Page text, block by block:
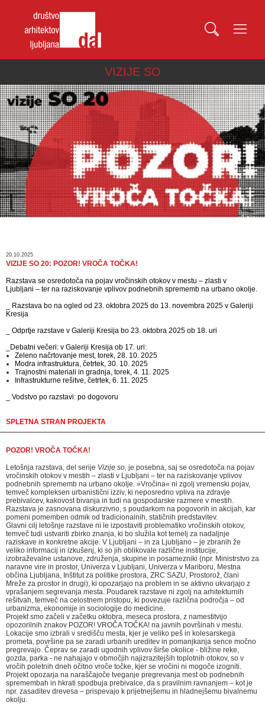
VIZIJE SO
20.10.2025
VIZIJE SO 20: POZOR! VROČA TOČKA!
Razstava se osredotoča na pojav vročinskih otokov v mestu – zlasti v
Ljubljani – ter na raziskovanje vplivov podnebnih sprememb na urbano okolje.
_ Razstava bo na ogled od 23. oktobra 2025 do 13. novembra 2025 v Galeriji
Kresija
_ Odprtje razstave v Galeriji Kresija bo 23. oktobra 2025 ob 18. uri
_Debatni večeri: v Galeriji Kresija ob 17. uri:
Zeleno načrtovanje mest, torek, 28. 10. 2025
Modra infrastruktura, četrtek, 30. 10. 2025
Trajnostni materiali in gradnja, torek, 4. 11. 2025
Infrastrukturne rešitve, četrtek, 6. 11. 2025
_ Vodstvo po razstavi: po dogovoru
SPLETNA STRAN PROJEKTA
POZOR! VROČA TOČKA!
Letošnja razstava, del serije Vizije so , je posebna, saj se osredotoča na pojav
vročinskih otokov v mestih – zlasti v Ljubljani – ter na raziskovanje vplivov
podnebnih sprememb na urbano okolje. »Vročina« ni zgolj vremenski pojav,
temveč kompleksen urbanistični izziv, ki neposredno vpliva na zdravje
prebivalcev, kakovost bivanja in tudi na gospodarske razmere v mestih.
Razstava je zasnovana diskurzivno, s poudarkom na pogovorih in akcijah, kar
pomeni pomemben odmik od tradicionalnih, statičnih predstavitev.
Glavni cilj letošnje razstave ni le izpostaviti problematiko vročinskih otokov,
temveč tudi ustvariti zbirko znanja, ki bo služila kot temelj za nadaljnje
raziskave in konkretne akcije. V Ljubljani – in za Ljubljano – je zbranih že
veliko informacij in izkušenj, ki so jih oblikovale različne institucije,
izobraževalne ustanove, združenja, skupine in posamezniki (npr. Ministrstvo za
naravne vire in prostor, Univerza v Ljubljani, Univerza v Mariboru, Mestna
občina Ljubljana, Inštitut za politike prostora, ZRC SAZU, Prostorož, člani
Mreže za prostor in drugi), ki opozarjajo na problem in se aktivno ukvarjajo z
vprašanjem segrevanja mesta. Poudarek razstave ni zgolj na arhitekturnih
rešitvah, temveč na celostnem pristopu, ki povezuje različna področja – od
urbanizma, ekonomije in sociologije do medicine.
Projekt smo začeli v začetku oktobra, meseca prostora, z namestitvijo
opozorilnih znakov POZOR! VROČA TOČKA! na javnih površinah v mestu.
Lokacije smo izbrali v središču mesta, kjer je veliko peš in kolesarskega
prometa, površine pa se zaradi urbanih ureditev in pomanjkanja sence močno
pregrevajo. Čeprav se zaradi ugodnih vplivov širše okolice - bližine reke,
gozda, parka - ne nahajajo v območjih najizrazitejših toplotnih otokov, so v
vročih poletnih dneh očitno vroče točke, kjer se vročini ni mogoče izogniti.
Projekt opozarja na naraščajoče tveganje pregrevanja mest ob podnebnih
spremembah in hkrati spodbuja prebivalce, da s pravilnim ravnanjem – kot je
npr. zasaditev drevesa – prispevajo k prijetnejšemu in hladnejšemu bivalnemu
okolju.